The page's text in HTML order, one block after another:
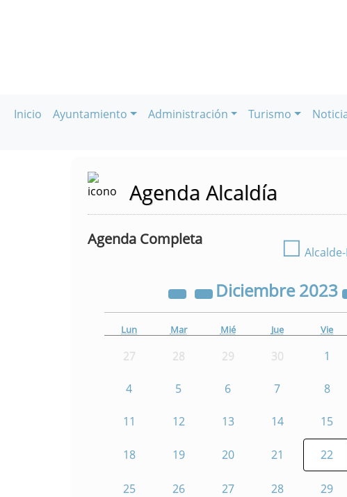
Inicio Ayuntamiento Administración Turismo
Agenda Alcaldía
Agenda Completa ☐
Diciembre2023
Lun Mar Mié Jue Vie
27 28 29 30 1
4 5 6 7 8
11 12 13 14 15
18 19 20 21 22
25 26 27 28 29